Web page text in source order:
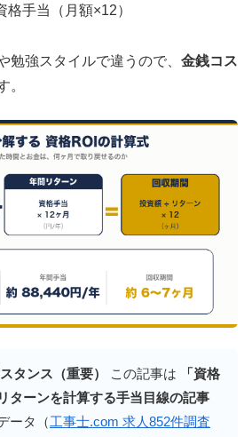
格手当（月額×12）
勉強スタイルで違うので、 金銭コス
。
タンス（重要） この記事は
「資格
ターンを計算する手当目線の記事
ータ（工事士.com 求人852件調査